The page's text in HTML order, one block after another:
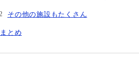
その他の施設もたくさん
まとめ